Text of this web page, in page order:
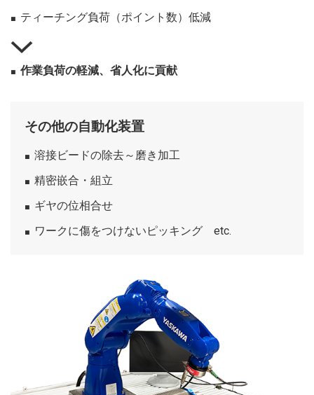
ティーチング負荷（ポイント数）低減
作業負荷の軽減、省人化に貢献
その他の自動化装置
溶接ビードの除去～磨き加工
精密嵌合・組立
ギヤの位相合せ
ワークに傷をつけないピッキング etc.